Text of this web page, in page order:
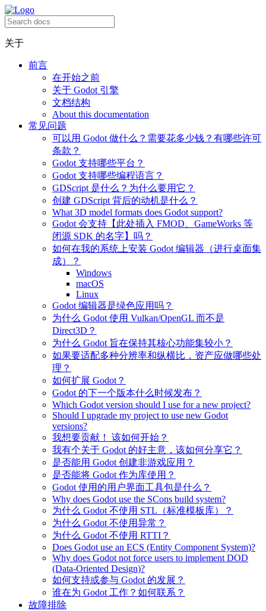
关于
前言
在开始之前
关于 Godot 引擎
文档结构
About this documentation
常见问题
可以用 Godot 做什么？需要花多少钱？有哪些许可
条款？
Godot 支持哪些平台？
Godot 支持哪些编程语言？
GDScript 是什么？为什么要用它？
创建 GDScript 背后的动机是什么？
What 3D model formats does Godot support?
Godot 会支持【此处插入 FMOD、GameWorks 等
闭源 SDK 的名字】吗？
如何在我的系统上安装 Godot 编辑器（进行桌面集
成）？
Windows
macOS
Linux
Godot 编辑器是绿色应用吗？
为什么 Godot 使用 Vulkan/OpenGL 而不是
Direct3D？
为什么 Godot 旨在保持其核心功能集较小？
如果要适配多种分辨率和纵横比，资产应做哪些处
理？
如何扩展 Godot？
Godot 的下一个版本什么时候发布？
Which Godot version should I use for a new project?
Should I upgrade my project to use new Godot
versions?
我想要贡献！ 该如何开始？
我有个关于 Godot 的好主意，该如何分享它？
是否能用 Godot 创建非游戏应用？
是否能将 Godot 作为库使用？
Godot 使用的用户界面工具包是什么？
Why does Godot use the SCons build system?
为什么 Godot 不使用 STL（标准模板库）？
为什么 Godot 不使用异常？
为什么 Godot 不使用 RTTI？
Does Godot use an ECS (Entity Component System)?
Why does Godot not force users to implement DOD
(Data-Oriented Design)?
如何支持或参与 Godot 的发展？
谁在为 Godot 工作？如何联系？
故障排除